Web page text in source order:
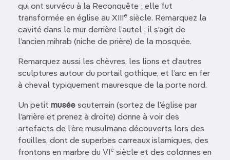
qui ont survécu à la Reconquête ; elle fut
transformée en église au XIII
e siècle. Remarquez la
cavité dans le mur derrière l’autel ; il s’agit de
l’ancien mihrab (niche de prière) de la mosquée.
Remarquez aussi les chèvres, les lions et d’autres
sculptures autour du portail gothique, et l’arc en fer
à cheval typiquement mauresque de la porte nord.
Un petit musée souterrain (sortez de l’église par
l’arrière et prenez à droite) donne à voir des
artefacts de l’ère musulmane découverts lors des
fouilles, dont de superbes carreaux islamiques, des
frontons en marbre du VI e siècle et des colonnes en